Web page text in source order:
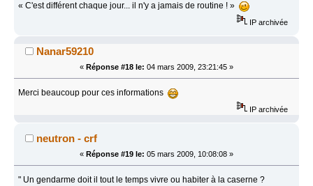
« C'est différent chaque jour... il n'y a jamais de routine ! »
IP archivée
Nanar59210
« Réponse #18 le: 04 mars 2009, 23:21:45 »
Merci beaucoup pour ces informations
IP archivée
neutron - crf
« Réponse #19 le: 05 mars 2009, 10:08:08 »
" Un gendarme doit il tout le temps vivre ou habiter à la caserne ?